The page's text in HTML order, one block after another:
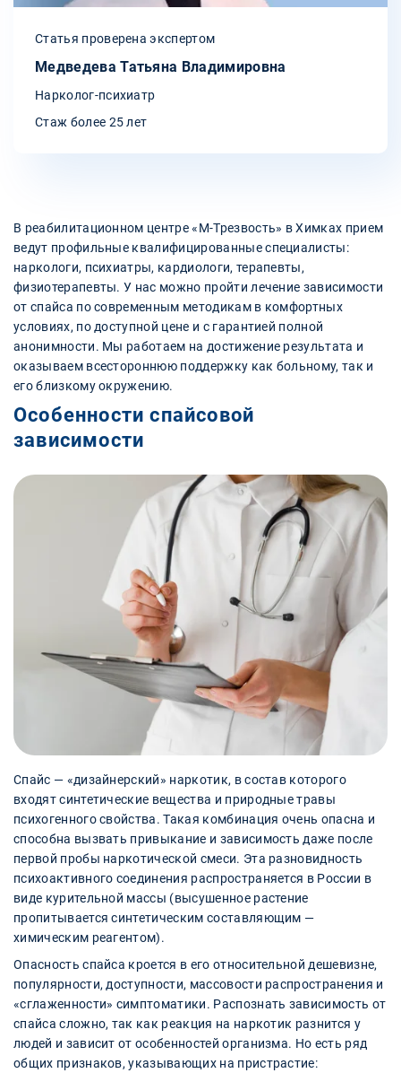
Статья проверена экспертом
Медведева Татьяна Владимировна
Нарколог-психиатр
Стаж более 25 лет
В реабилитационном центре «М-Трезвость» в Химках прием
ведут профильные квалифицированные специалисты:
наркологи, психиатры, кардиологи, терапевты,
физиотерапевты. У нас можно пройти лечение зависимости
от спайса по современным методикам в комфортных
условиях, по доступной цене и с гарантией полной
анонимности. Мы работаем на достижение результата и
оказываем всестороннюю поддержку как больному, так и
его близкому окружению.
Особенности спайсовой
зависимости
Спайс — «дизайнерский» наркотик, в состав которого
входят синтетические вещества и природные травы
психогенного свойства. Такая комбинация очень опасна и
способна вызвать привыкание и зависимость даже после
первой пробы наркотической смеси. Эта разновидность
психоактивного соединения распространяется в России в
виде курительной массы (высушенное растение
пропитывается синтетическим составляющим —
химическим реагентом).
Опасность спайса кроется в его относительной дешевизне,
популярности, доступности, массовости распространения и
«сглаженности» симптоматики. Распознать зависимость от
спайса сложно, так как реакция на наркотик разнится у
людей и зависит от особенностей организма. Но есть ряд
общих признаков, указывающих на пристрастие: